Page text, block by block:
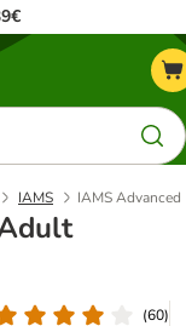
IAMS IAMS
(60)